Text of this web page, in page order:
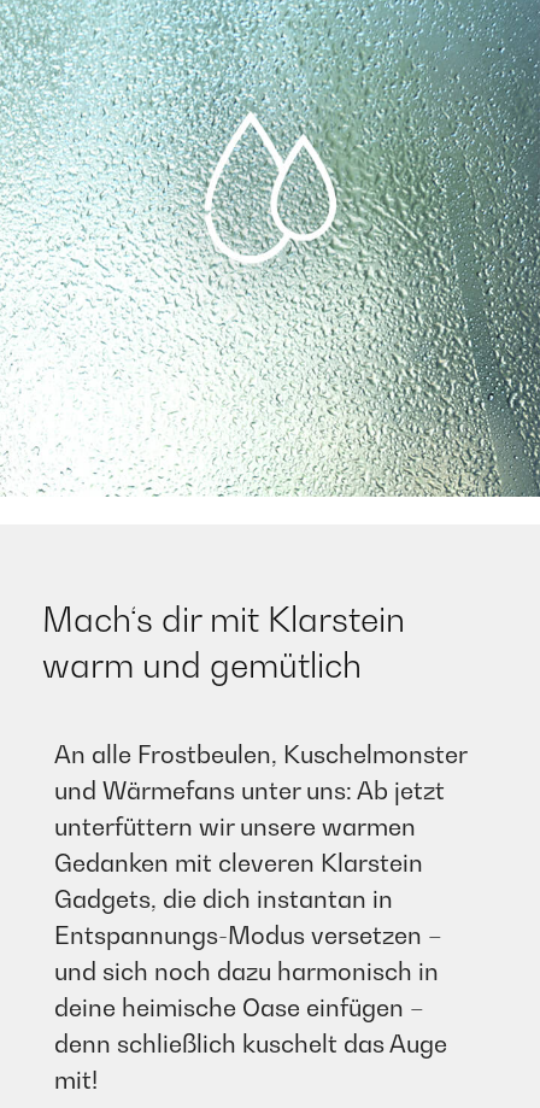
Mach‘s dir mit Klarstein
warm und gemütlich
An alle Frostbeulen, Kuschelmonster
und Wärmefans unter uns: Ab jetzt
unterfüttern wir unsere warmen
Gedanken mit cleveren Klarstein
Gadgets, die dich instantan in
Entspannungs-Modus versetzen –
und sich noch dazu harmonisch in
deine heimische Oase einfügen –
denn schließlich kuschelt das Auge
mit!​